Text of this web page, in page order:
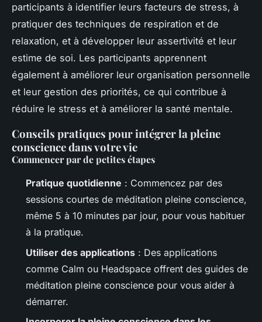
participants à identifier leurs facteurs de stress, à
pratiquer des techniques de respiration et de
relaxation, et à développer leur assertivité et leur
estime de soi. Les participants apprennent
également à améliorer leur organisation personnelle
et leur gestion des priorités, ce qui contribue à
réduire le stress et à améliorer la santé mentale.
Conseils pratiques pour intégrer la pleine
conscience dans votre vie
Commencer par de petites étapes
Pratique quotidienne : Commencez par des
sessions courtes de méditation pleine conscience,
même 5 à 10 minutes par jour, pour vous habituer
à la pratique.
Utiliser des applications : Des applications
comme Calm ou Headspace offrent des guides de
méditation pleine conscience pour vous aider à
démarrer.